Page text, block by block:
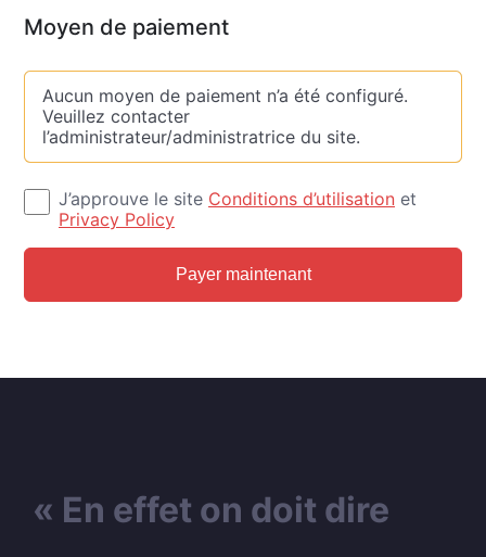
Moyen de paiement
Aucun moyen de paiement n’a été configuré.
Veuillez contacter
l’administrateur/administratrice du site.
J’approuve le site Conditions d’utilisation et
Privacy Policy
Payer maintenant
« En effet on doit dire